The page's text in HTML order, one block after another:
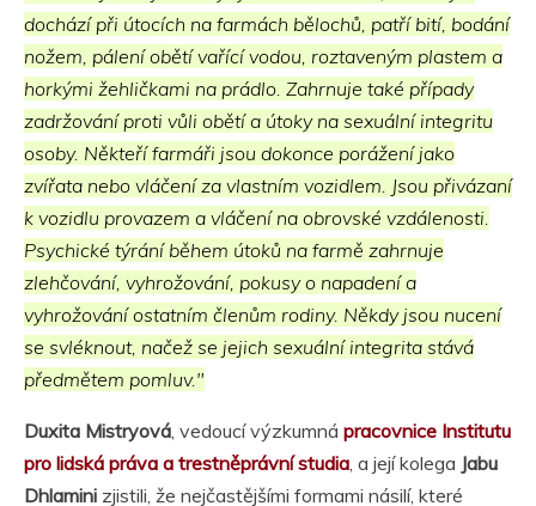
dochází při útocích na farmách bělochů, patří bití, bodání
nožem, pálení obětí vařící vodou, roztaveným plastem a
horkými žehličkami na prádlo. Zahrnuje také případy
zadržování proti vůli obětí a útoky na sexuální integritu
osoby. Někteří farmáři jsou dokonce porážení jako
zvířata nebo vláčení za vlastním vozidlem. Jsou přivázaní
k vozidlu provazem a vláčení na obrovské vzdálenosti.
Psychické týrání během útoků na farmě zahrnuje
zlehčování, vyhrožování, pokusy o napadení a
vyhrožování ostatním členům rodiny. Někdy jsou nucení
se svléknout, načež se jejich sexuální integrita stává
předmětem pomluv."
Duxita Mistryová , vedoucí výzkumná pracovnice Institutu
pro lidská práva a trestněprávní studia , a její kolega Jabu
Dhlamini zjistili, že nejčastějšími formami násilí, které